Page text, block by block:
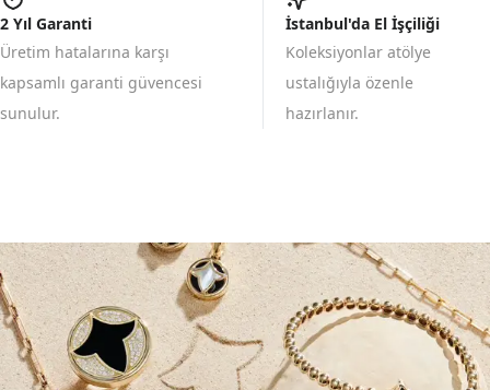
2 Yıl Garanti
Üretim hatalarına karşı
kapsamlı garanti güvencesi
sunulur.
İstanbul'da El İşçiliği
Koleksiyonlar atölye
ustalığıyla özenle
hazırlanır.